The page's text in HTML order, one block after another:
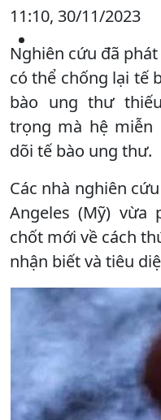
11:10, 30/11/2023
Nghiên cứu đã
có thể chống lại tế
bào ung thư
trọng mà hệ miễn
dõi tế bào ung thư.
Các nhà nghiên
Angeles (Mỹ) vừa
chốt mới về cách
nhận biết và tiêu